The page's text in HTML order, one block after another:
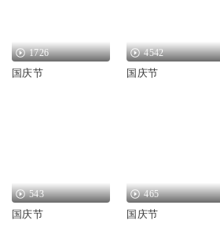
1726
国庆节
4542
国庆节
543
国庆节
465
国庆节